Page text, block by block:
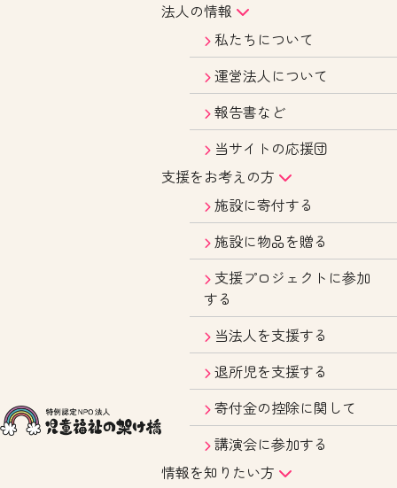
法人の情報
私たちについて
運営法人について
報告書など
当サイトの応援団
支援をお考えの方
施設に寄付する
施設に物品を贈る
支援プロジェクトに参加
する
当法人を支援する
退所児を支援する
寄付金の控除に関して
講演会に参加する
情報を知りたい方